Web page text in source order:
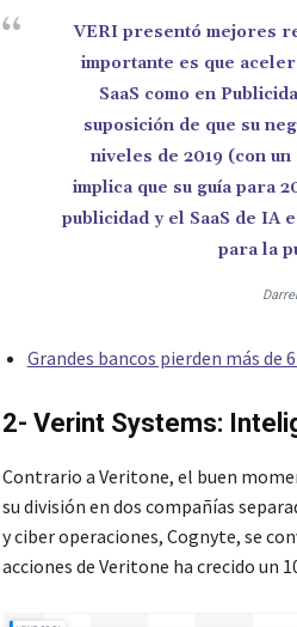
VERI presentó mejores
importante es que
SaaS como en
suposición de que su
niveles de 2019 (con
implica que su guía para
publicidad y el SaaS de IA
para la
Grandes bancos pierden más de
2- Verint Systems:
Contrario a Veritone, el buen
su división en dos compañías
y ciber operaciones, Cognyte, se
acciones de Veritone ha crecido un